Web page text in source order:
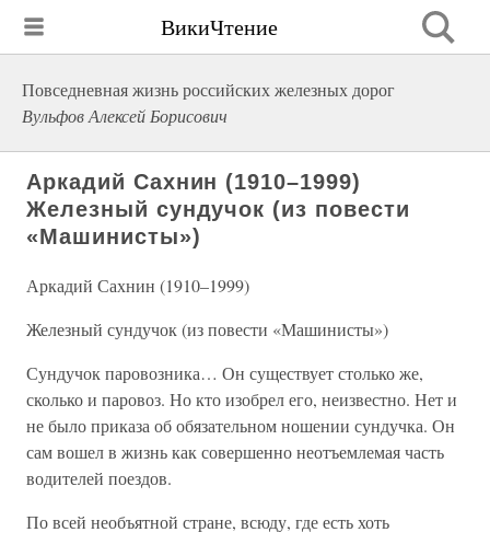
ВикиЧтение
Повседневная жизнь российских железных дорог
Вульфов Алексей Борисович
Аркадий Сахнин (1910–1999)
Железный сундучок (из повести
«Машинисты»)
Аркадий Сахнин (1910–1999)
Железный сундучок (из повести «Машинисты»)
Сундучок паровозника… Он существует столько же,
сколько и паровоз. Но кто изобрел его, неизвестно. Нет и
не было приказа об обязательном ношении сундучка. Он
сам вошел в жизнь как совершенно неотъемлемая часть
водителей поездов.
По всей необъятной стране, всюду, где есть хоть